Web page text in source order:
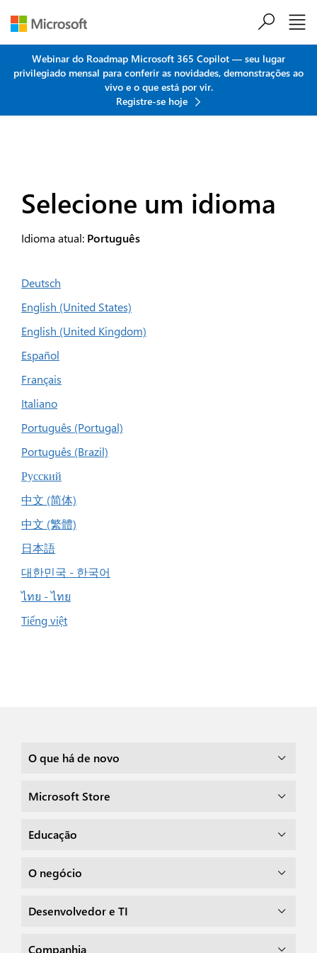
Webinar do Roadmap Microsoft 365 Copilot — seu lugar
privilegiado mensal para conferir as novidades, demonstrações ao
vivo e o que está por vir.
Registre-se hoje
Selecione um idioma
Idioma atual: Português
Deutsch
English (United States)
English (United Kingdom)
Español
Français
Italiano
Português (Portugal)
Português (Brazil)
Русский
中文 (简体)
中文 (繁體)
日本語
대한민국 - 한국어
ไทย - ไทย
Tiếng việt
O que há de novo
Microsoft Store
Educação
O negócio
Desenvolvedor e TI
Companhia